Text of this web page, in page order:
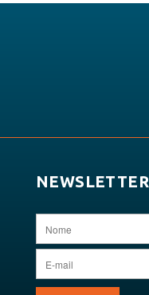
NEWSLETTER